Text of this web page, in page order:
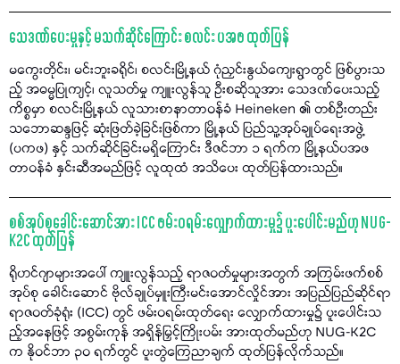
သေဒဏ်ပေးမှုနှင့် မသက်ဆိုင်ကြောင်း စလင်း ပအဖ ထုတ်ပြန်
မကွေးတိုင်း၊ မင်းဘူးခရိုင်၊ စလင်းမြို့နယ် ဂုံညှင်းနွယ်ကျေးရွာတွင် ဖြစ်ပွားသ
ည့် အဓမ္မပြုကျင့်၊ လူသတ်မှု ကျူးလွန်သူ ဦးစဆိုသူအား သေဒဏ်ပေးသည့်
ကိစ္စမှာ စလင်းမြို့နယ် လူသားစာနာတာဝန်ခံ Heineken ၏ တစ်ဦးတည်း
သဘောဆန္ဒဖြင့် ဆုံးဖြတ်ခဲ့ခြင်းဖြစ်ကာ မြို့နယ် ပြည်သူ့အုပ်ချုပ်ရေးအဖွဲ့
(ပကဖ) နှင့် သက်ဆိုင်ခြင်းမရှိကြောင်း ဒီဇင်ဘာ ၁ ရက်က မြို့နယ်ပအဖ
တာဝန်ခံ နှင်းဆီအမည်ဖြင့် လူထုထံ အသိပေး ထုတ်ပြန်ထားသည်။
စစ်အုပ်စုခေါင်းဆောင်အား ICC ဖမ်းဝရမ်းလျှောက်ထားမှု၌ ပူးပေါင်းမည်ဟု NUG-
K2C ထုတ်ပြန်
ရိုဟင်ဂျာများအပေါ် ကျူးလွန်သည့် ရာဇဝတ်မှုများအတွက် အကြမ်းဖက်စစ်
အုပ်စု ခေါင်းဆောင် ဗိုလ်ချုပ်မှူးကြီးမင်းအောင်လှိုင်အား အပြည်ပြည်ဆိုင်ရာ
ရာဇဝတ်ခုံရုံး (ICC) တွင် ဖမ်းဝရမ်းထုတ်ရေး လျှောက်ထားမှု၌ ပူးပေါင်းသ
ည့်အနေဖြင့် အစွမ်းကုန် အရှိန်မြှင့်ကြိုးပမ်း အားထုတ်မည်ဟု NUG-K2C
က နိုဝင်ဘာ ၃၀ ရက်တွင် ပူးတွဲကြေညာချက် ထုတ်ပြန်လိုက်သည်။